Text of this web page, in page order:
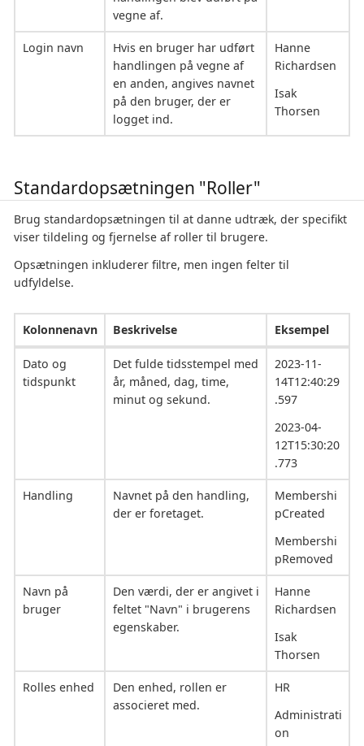
vegne af.
Login navn
Hvis en bruger har udført
handlingen på vegne af
en anden, angives navnet
på den bruger, der er
logget ind.
Hanne
Richardsen
Isak
Thorsen
Standardopsætningen "Roller"
Brug standardopsætningen til at danne udtræk, der specifikt
viser tildeling og fjernelse af roller til brugere.
Opsætningen inkluderer filtre, men ingen felter til
udfyldelse.
Kolonnenavn Beskrivelse Eksempel
Dato og
tidspunkt
Det fulde tidsstempel med
år, måned, dag, time,
minut og sekund.
2023-11-
14T12:40:29
.597
2023-04-
12T15:30:20
.773
Handling
Navnet på den handling,
der er foretaget.
Membershi
pCreated
Membershi
pRemoved
Navn på
bruger
Den værdi, der er angivet i
feltet "Navn" i brugerens
egenskaber.
Hanne
Richardsen
Isak
Thorsen
Rolles enhed
Den enhed, rollen er
associeret med.
HR
Administrati
on